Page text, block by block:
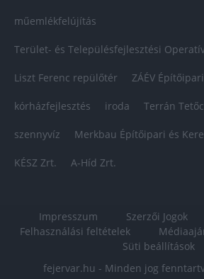
műemlékfelújítás
Terület- és Településfejlesztési
Liszt Ferenc repülőtér ZÁÉV
kórházfejlesztés iroda Terrán
szennyvíz Merkbau Építőipari és
KÉSZ Zrt. A-Híd Zrt.
Impresszum Szerzői Jogok
Felhasználási feltételek
Süti beállítások
fejervar.hu - Minden jog